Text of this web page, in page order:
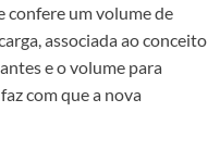
confere um volume de
associada ao conceito
e o volume para
com que a nova